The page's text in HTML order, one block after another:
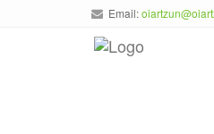
Email: